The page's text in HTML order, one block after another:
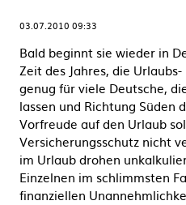
03.07.2010 09:33
Bald beginnt sie wieder in
Zeit des Jahres, die
genug für viele Deutsche,
lassen und Richtung Süden
Vorfreude auf den Urlaub
Versicherungsschutz nicht
im Urlaub drohen
Einzelnen im schlimmsten
finanziellen